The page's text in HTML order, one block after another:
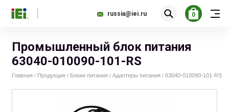
russia@iei.ru 0
Промышленный блок питания
63040-010090-101-RS
Главная / Продукция / Блоки питания / Адаптеры питания / 63040-010090-101-RS